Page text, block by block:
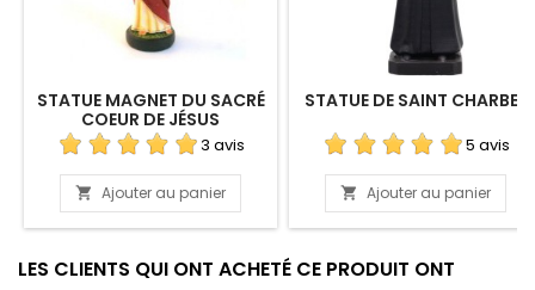
STATUE MAGNET DU SACRÉ
COEUR DE JÉSUS
3 avis
 Ajouter au panier
STATUE DE SAINT CHARBEL
5 avis
 Ajouter au panier
LES CLIENTS QUI ONT ACHETÉ CE PRODUIT ONT